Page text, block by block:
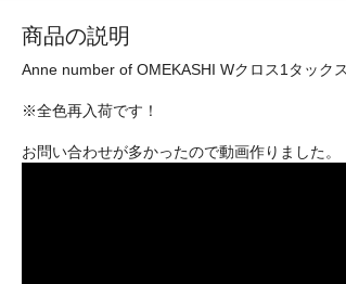
商品の説明
Anne number of OMEKASHI Wクロス1タック
※全色再入荷です！
お問い合わせが多かったので動画作りました。